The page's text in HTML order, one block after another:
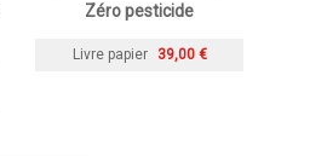
Zéro pesticide
Livre papier 39,00 €